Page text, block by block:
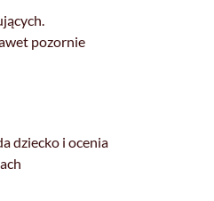
pozornie
dziecko i ocenia